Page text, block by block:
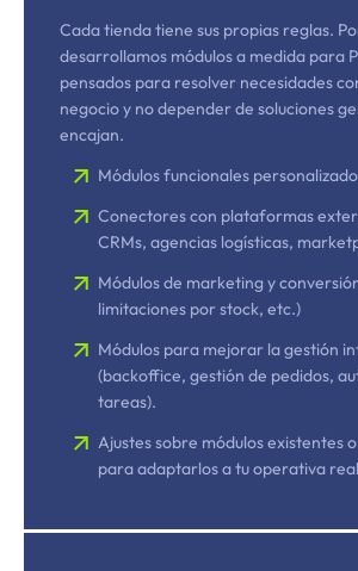
Cada tienda tiene sus propias reglas.
desarrollamos módulos a medida para
pensados para resolver necesidades
negocio y no depender de soluciones
encajan.
Módulos funcionales
Conectores con plataformas
CRMs, agencias logísticas,
Módulos de marketing y
limitaciones por stock, etc.)
Módulos para mejorar la gestión
(backoffice, gestión de pedidos,
tareas).
Ajustes sobre módulos existentes
para adaptarlos a tu operativa